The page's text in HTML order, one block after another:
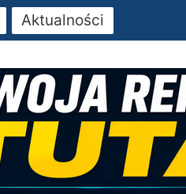
Aktualności